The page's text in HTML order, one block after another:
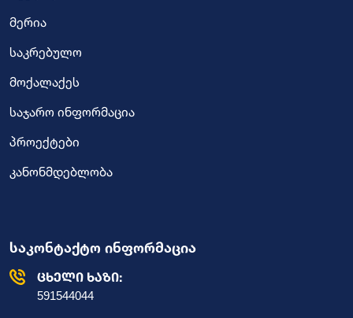
მერია
საკრებულო
მოქალაქეს
საჯარო ინფორმაცია
პროექტები
კანონმდებლობა
საკონტაქტო ინფორმაცია
ცხელი ხაზი:
591544044